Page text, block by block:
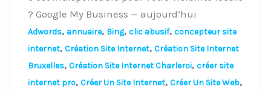
? Google My Business — aujourd’hui
Adwords, annuaire, Bing, clic abusif, concepteur site
internet, Création Site Internet, Création Site Internet
Bruxelles, Création Site Internet Charleroi, créer site
internet pro, Créer Un Site Internet, Créer Un Site Web,